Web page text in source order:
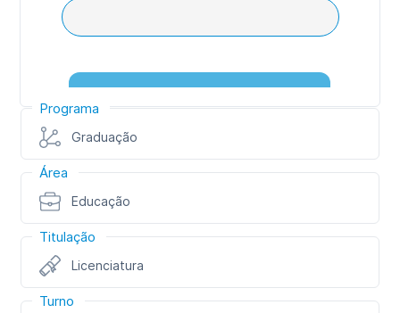
Programa
Graduação
Área
Educação
Titulação
Licenciatura
Turno